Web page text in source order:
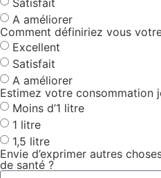
A améliorer
Comment définiriez vous
Excellent
Satisfait
A améliorer
Estimez votre consommation
Moins d’1 litre
1 litre
1,5 litre
Envie d’exprimer autres
de santé ?